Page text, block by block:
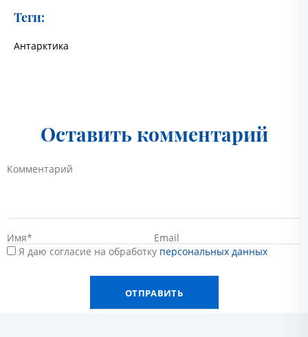
Теги:
Антарктика
Оставить комментарий
Я даю согласие на обработку персональных данных